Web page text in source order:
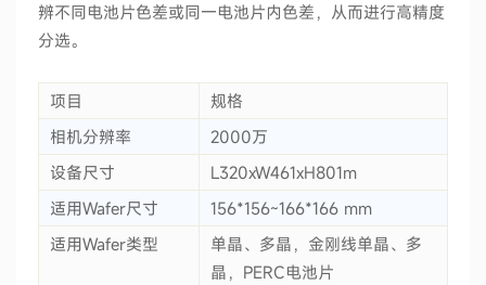
辨不同电池片色差或同一电池片内色差，从而进行高精度
分选。
项目
规格
相机分辨率
2000万
设备尺寸
L320xW461xH801m
适用Wafer尺寸
156*156~166*166 mm
适用Wafer类型
单晶、多晶，金刚线单晶、多
晶，PERC电池片